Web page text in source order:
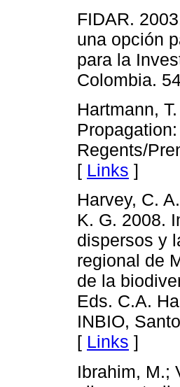
FIDAR.
una opción
para la
Colombia.
Hartmann,
Regents/
[ Links ]
Harvey, C.
K. G. 2008.
dispersos y
regional de
de la
Eds. C.A.
INBIO,
[ Links ]
Ibrahim, M.;